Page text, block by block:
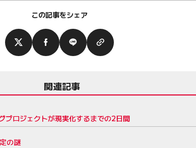
この記事をシェア
関連記事
プロジェクトが現実化するまでの2日間
の謎